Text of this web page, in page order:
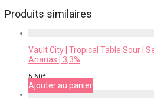
Produits similaires
Vault City | Tropical Table Sour |
Ananas | 3,3%
5,60€
Ajouter au panier